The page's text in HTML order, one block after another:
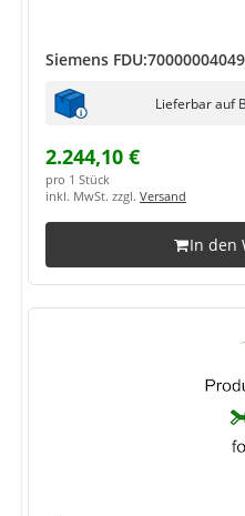
Siemens
Lieferbar auf
2.244,10 €
pro 1 Stück
inkl. MwSt. zzgl. Versand
In den